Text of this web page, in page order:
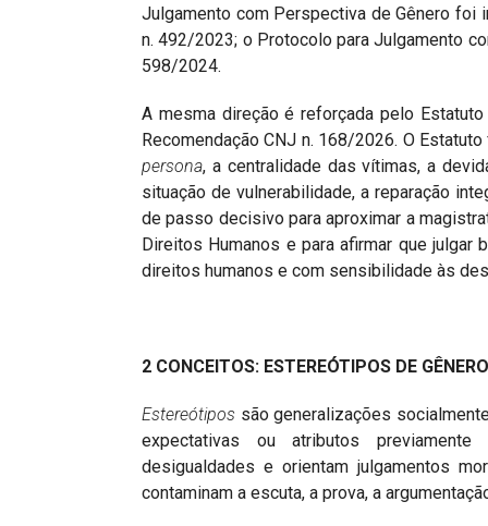
Julgamento com Perspectiva de Gênero foi
n. 492/2023; o Protocolo para Julgamento
598/2024.
A mesma direção é reforçada pelo
Recomendação CNJ n. 168/2026. O
persona, a centralidade das vítimas, a
situação de vulnerabilidade, a reparação
de passo decisivo para aproximar a
Direitos Humanos e para afirmar que julgar
direitos humanos e com sensibilidade às
2 CONCEITOS: ESTEREÓTIPOS DE
Estereótipos são generalizações
expectativas ou atributos
desigualdades e orientam julgamentos
contaminam a escuta, a prova, a